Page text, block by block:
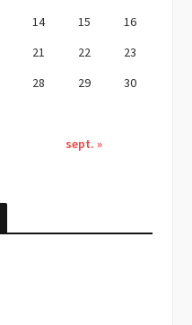
14 15
16
21 22
23
28 29
30
sept. »